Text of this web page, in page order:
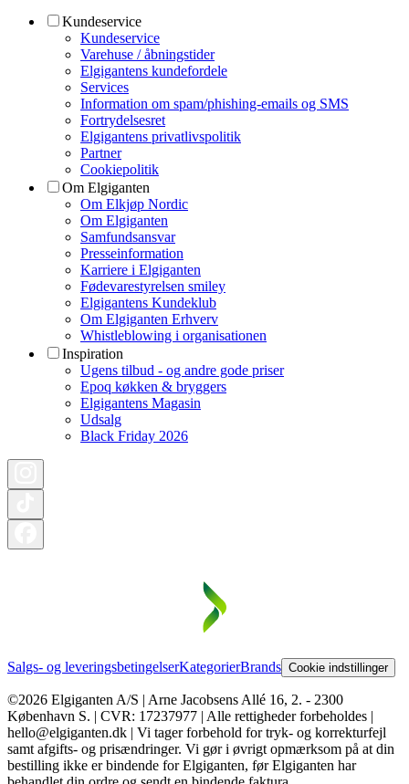
Kundeservice
Kundeservice
Varehuse / åbningstider
Elgigantens kundefordele
Services
Information om spam/phishing-emails og SMS
Fortrydelsesret
Elgigantens privatlivspolitik
Partner
Cookiepolitik
Om Elgiganten
Om Elkjøp Nordic
Om Elgiganten
Samfundsansvar
Presseinformation
Karriere i Elgiganten
Fødevarestyrelsen smiley
Elgigantens Kundeklub
Om Elgiganten Erhverv
Whistleblowing i organisationen
Inspiration
Ugens tilbud - og andre gode priser
Epoq køkken & bryggers
Elgigantens Magasin
Udsalg
Black Friday 2026
Salgs- og leveringsbetingelserKategorierBrands Cookie indstillinger
©2026 Elgiganten A/S | Arne Jacobsens Allé 16, 2. - 2300
København S. | CVR: 17237977 | Alle rettigheder forbeholdes |
hello@elgiganten.dk | Vi tager forbehold for tryk- og korrekturfejl
samt afgifts- og prisændringer. Vi gør i øvrigt opmærksom på at din
bestilling ikke er bindende for Elgiganten, før Elgiganten har